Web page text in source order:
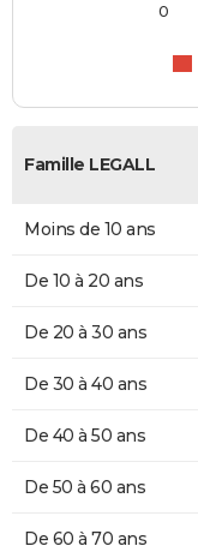
0
Famille LEGALL
Moins de 10 ans
De 10 à 20 ans
De 20 à 30 ans
De 30 à 40 ans
De 40 à 50 ans
De 50 à 60 ans
De 60 à 70 ans